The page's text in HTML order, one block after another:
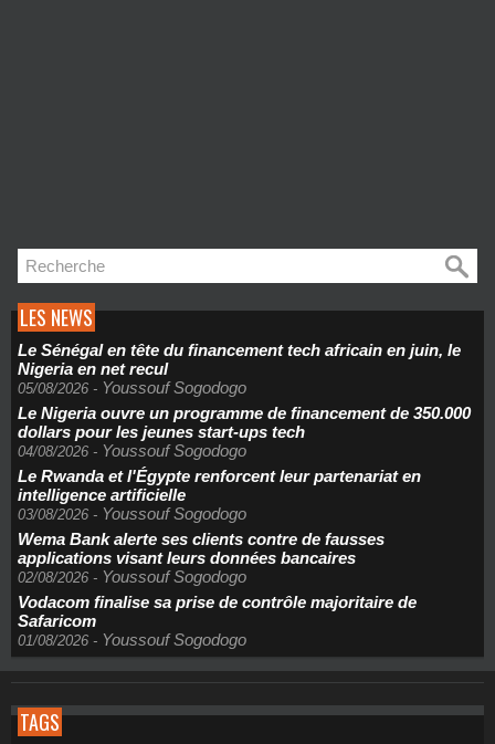
LES NEWS
Le Sénégal en tête du financement tech africain en juin, le
Nigeria en net recul
05/08/2026 - Youssouf Sogodogo
Le Nigeria ouvre un programme de financement de 350.000
dollars pour les jeunes start-ups tech
04/08/2026 - Youssouf Sogodogo
Le Rwanda et l'Égypte renforcent leur partenariat en
intelligence artificielle
03/08/2026 - Youssouf Sogodogo
Wema Bank alerte ses clients contre de fausses
applications visant leurs données bancaires
02/08/2026 - Youssouf Sogodogo
Vodacom finalise sa prise de contrôle majoritaire de
Safaricom
01/08/2026 - Youssouf Sogodogo
TAGS